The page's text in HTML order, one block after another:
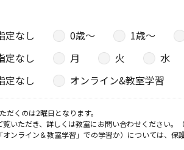
定なし 0歳〜 1歳〜
定なし 月 火 水
定なし オンライン&教室学習
くのは2曜日となります。
いただき、詳しくは教室にお問い合わせください。
ンライン＆教室学習」での学習か）については、保